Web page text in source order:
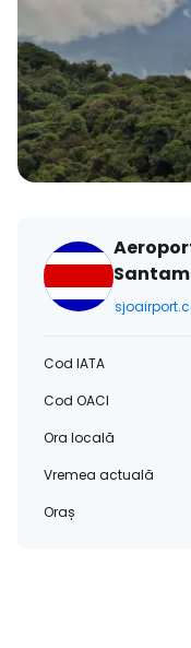
Cod IATA
Cod OACI
Ora locală
Vremea actuală
Oraș